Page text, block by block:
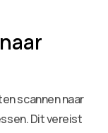
scannen naar
Dit vereist